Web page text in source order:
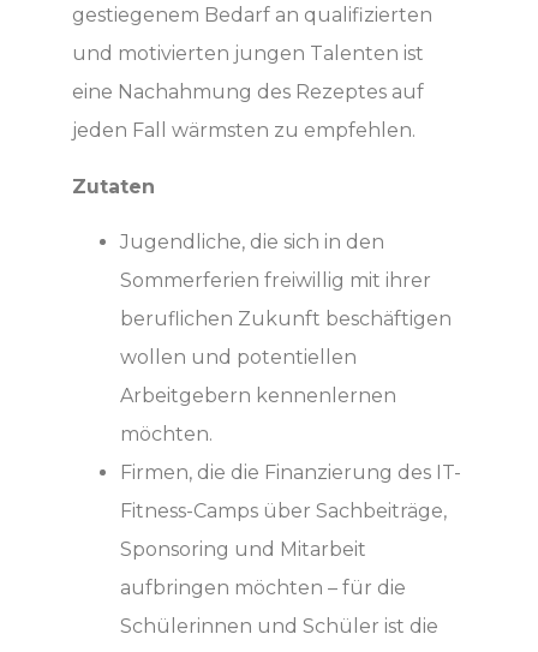
gestiegenem Bedarf an qualifizierten
und motivierten jungen Talenten ist
eine Nachahmung des Rezeptes auf
jeden Fall wärmsten zu empfehlen.
Zutaten
Jugendliche, die sich in den
Sommerferien freiwillig mit ihrer
beruflichen Zukunft beschäftigen
wollen und potentiellen
Arbeitgebern kennenlernen
möchten.
Firmen, die die Finanzierung des IT-
Fitness-Camps über Sachbeiträge,
Sponsoring und Mitarbeit
aufbringen möchten – für die
Schülerinnen und Schüler ist die